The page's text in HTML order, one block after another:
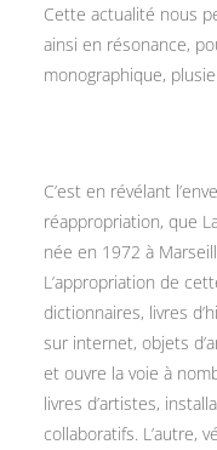
Cette actualité nous
ainsi en résonance,
monographique,
C’est en révélant
réappropriation, que
née en 1972 à
L’appropriation de
dictionnaires, livres
sur internet, objets
et ouvre la voie à
livres d’artistes,
collaboratifs. L’autre,